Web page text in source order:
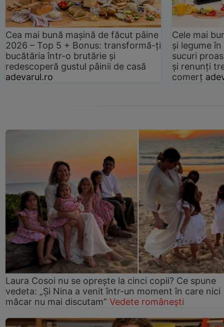
Cea mai bună mașină de făcut pâine
2026 – Top 5 + Bonus: transformă-ți
bucătăria într-o brutărie și
redescoperă gustul pâinii de casă
adevarul.ro
Cele mai
și legume
sucuri
și renunți
comerț
Laura Cosoi nu se oprește la cinci copii? Ce spune
vedeta: „Și Nina a venit într-un moment în care nici
măcar nu mai discutam” Vedete românești